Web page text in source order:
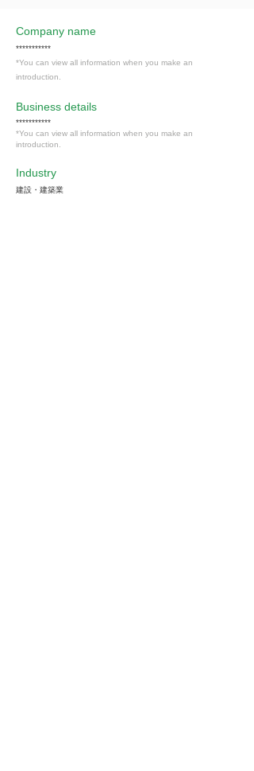
Company name
***********
*You can view all information when you make an
introduction.
​Business details
***********
*You can view all information when you make an
introduction.
Industry
建設・建築業